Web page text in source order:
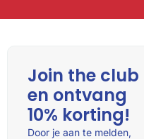
Join the club
en ontvang
10% korting!
Door je aan te melden,